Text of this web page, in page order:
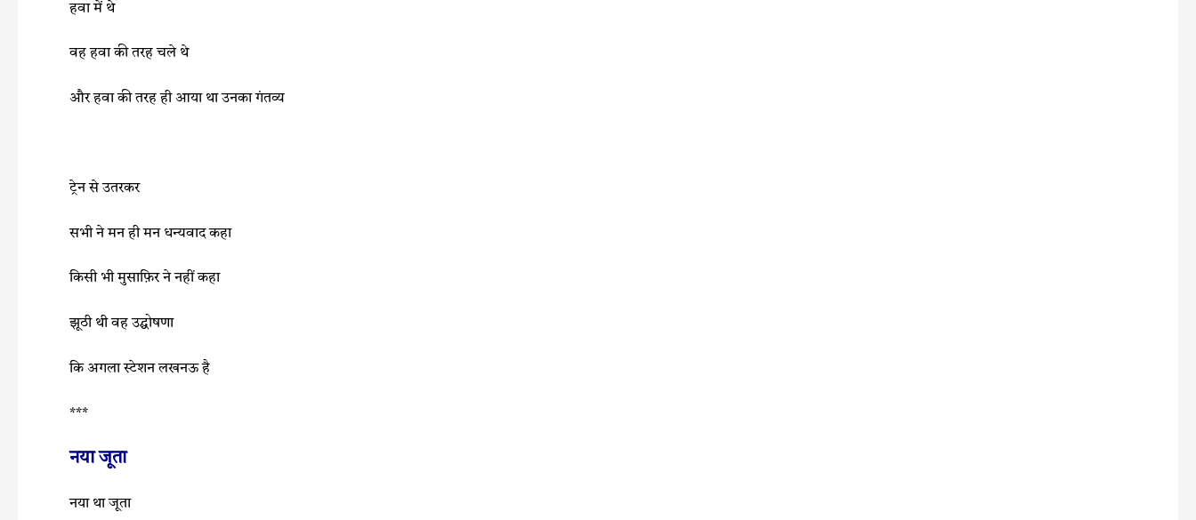
हवा में थे
वह हवा की तरह चले थे
और हवा की तरह ही आया था उनका गंतव्य
ट्रेन से उतरकर
सभी ने मन ही मन धन्यवाद कहा
किसी भी मुसाफ़िर ने नहीं कहा
झूठी थी वह उद्घोषणा
कि अगला स्टेशन लखनऊ है
***
नया जूता
नया था जूता